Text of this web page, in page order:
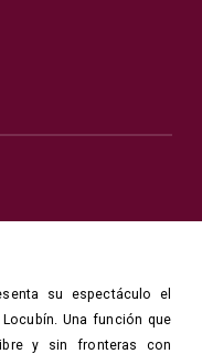
su espectáculo el
Una función que
y sin fronteras con